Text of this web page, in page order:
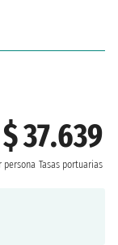
$ 37.639
persona Tasas portuarias